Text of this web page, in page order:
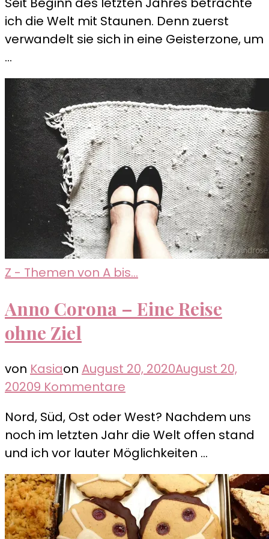
Corona
hätte
ich
ich die Welt mit Staunen. Denn zuerst
verwandelt sie sich in eine Geisterzone, um
…
Z - Themen von A bis...
Anno Corona – Eine Reise
ohne Ziel
von Kasiaon August 20, 2020August 20,
20209 Kommentare
Corona
–
Eine
Reise
ohne
Ziel
Nord, Süd, Ost oder West? Nachdem uns
noch im letzten Jahr die Welt offen stand
und ich vor lauter Möglichkeiten …